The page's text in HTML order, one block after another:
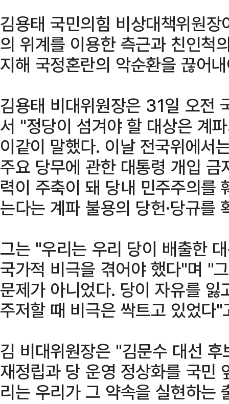
김용태 국민의힘 비상대책위원
의 위계를 이용한 측근과 친인척
지해 국정혼란의 악순환을 끊어
김용태 비대위원장은 31일 오전
서 "정당이 섬겨야 할 대상은 계
이같이 말했다. 이날 전국위에서
주요 당무에 관한 대통령 개입
력이 주축이 돼 당내 민주주의를
는다는 계파 불용의 당헌·당규를
그는 "우리는 우리 당이 배출한
국가적 비극을 겪어야 했다"며 "
문제가 아니었다. 당이 자유를
주저할 때 비극은 싹트고 있었다"
김 비대위원장은 "김문수 대선
재정립과 당 운영 정상화를 국민
리는 우리가 그 약속을 실현하는